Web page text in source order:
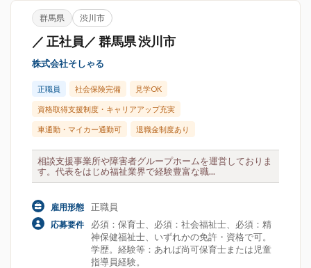
群馬県 渋川市
／ 正社員／ 群馬県 渋川市
株式会社そしゃる
正職員 社会保険完備 見学OK
資格取得支援制度・キャリアアップ充実
車通勤・マイカー通勤可 退職金制度あり
相談支援事業所や障害者グループホームを運営しておりま
す。代表をはじめ福祉業界で経験豊富な職...
雇用形態 正職員
応募要件
必須：保育士、必須：社会福祉士、必須：精
神保健福祉士、いずれかの免許・資格で可。
学歴。経験等：あれば尚可保育士または児童
指導員経験。